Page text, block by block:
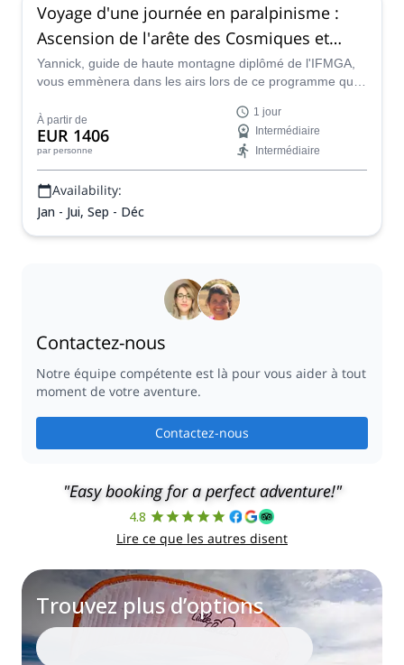
Voyage d'une journée en paralpinisme :
Ascension de l'arête des Cosmiques et
parapente
Yannick, guide de haute montagne diplômé de l'IFMGA,
vous emmènera dans les airs lors de ce programme qui
et l'aventure de voler dans les montagnes en parapente !
À partir de
EUR 1406
par personne
1 jour
Intermédiaire
Intermédiaire
Availability:
Jan - Jui, Sep - Déc
Contactez-nous
Notre équipe compétente est là pour vous aider à tout
moment de votre aventure.
Contactez-nous
"Easy booking for a perfect adventure!"
4.8
Lire ce que les autres disent
Trouvez plus d’options